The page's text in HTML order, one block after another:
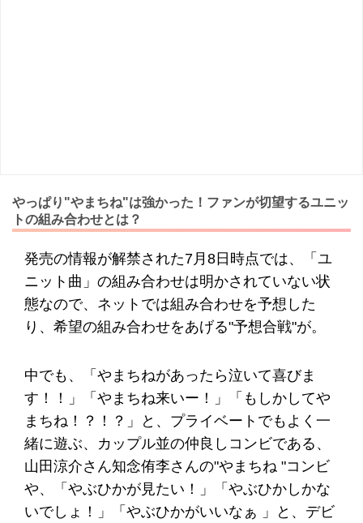
やっぱり"やまちね"は強かった！ファンが切望するユニッ
トの組み合わせとは？
発売の情報が解禁された7月8日時点では、「ユ
ニット曲」の組み合わせは明かされていない状
態なので、ネットでは組み合わせを予想した
り、希望の組み合わせをあげる"予想合戦"が。
中でも、「やまちねがあったら泣いて喜びま
す！！」「やまちね来いー！」「もしかしてや
まちね！？！？」と、プライベートでもよく一
緒に遊ぶ、カップル並の仲良しコンビである、
山田涼介さん知念侑李さんの"やまちね "コンビ
や、「やぶひかが見たい！」「やぶひかしかな
いでしょ！」「やぶひかがいいなぁ 」と、デビ